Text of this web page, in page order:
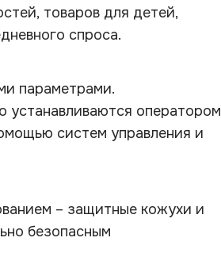
дно ZHONGKE ZK-5540C
товаров для детей,
спроса.
параметрами.
устанавливаются оператором
систем управления и
– защитные кожухи и
безопасным